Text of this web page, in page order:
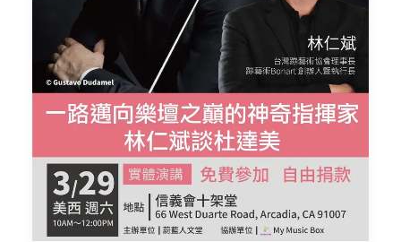
節慶長笛樂團
關於我們
會員專區
SEARCH